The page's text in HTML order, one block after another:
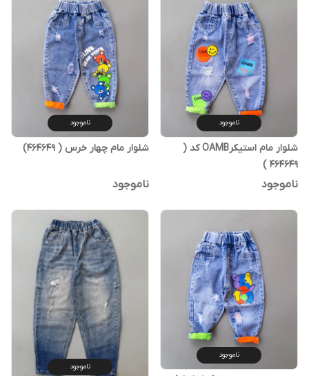
ناموجود
شلوار مام استیکرOAMB کد (
464649 )
ناموجود
ناموجود
شلوار مام چهار خرس ( 464649)
ناموجود
ناموجود
ناموجود